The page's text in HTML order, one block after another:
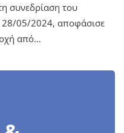
συνεδρίαση του
28/05/2024, αποφάσισε
από…